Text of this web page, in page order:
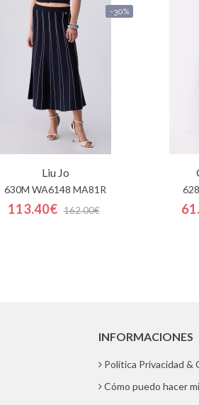
-30%
Liu Jo
630M WA6148 MA81R
113.40€ 162.00€
INFORMACIONES
Política Privacidad &
Cómo puedo hacer